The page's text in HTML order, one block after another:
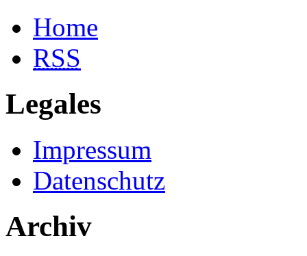
Home
RSS
Legales
Impressum
Datenschutz
Archiv